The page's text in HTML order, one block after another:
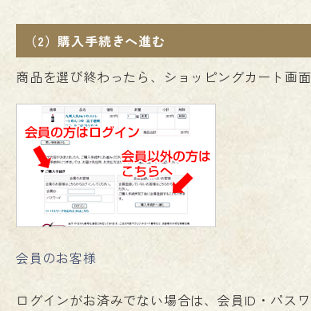
（2）購入手続きへ進む
商品を選び終わったら、ショッピングカート画
会員のお客様
ログインがお済みでない場合は、会員ID・パス